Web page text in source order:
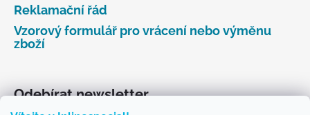
Reklamační řád
Vzorový formulář pro vrácení nebo výměnu
zboží
Odebírat newsletter